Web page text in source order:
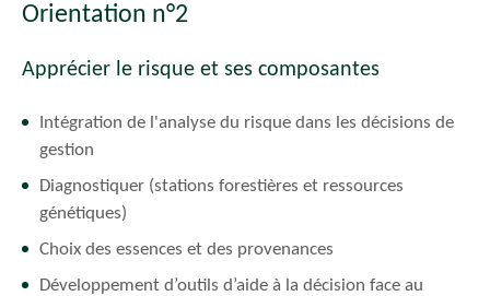
Orientation n°2
Apprécier le risque et ses composantes
Intégration de l'analyse du risque dans les décisions de
gestion
Diagnostiquer (stations forestières et ressources
génétiques)
Choix des essences et des provenances
Développement d’outils d’aide à la décision face au